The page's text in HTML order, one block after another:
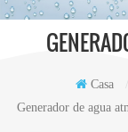
Casa
Generador de agua